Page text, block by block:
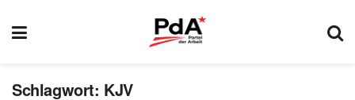
Schlagwort: KJV